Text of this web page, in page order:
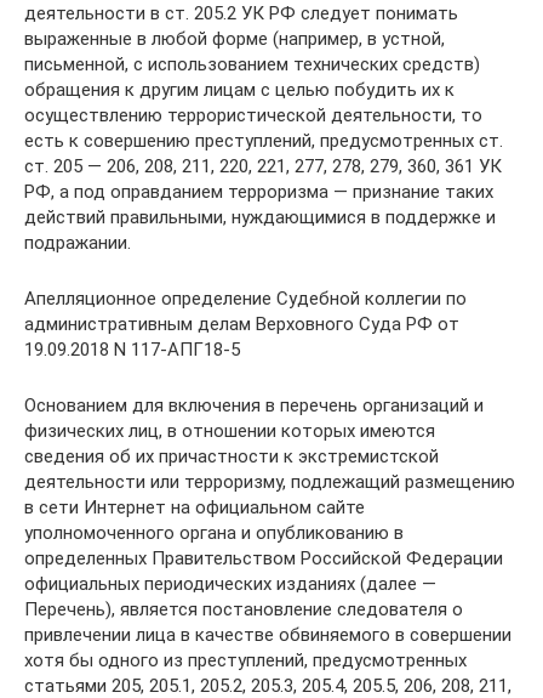
деятельности в ст. 205.2 УК РФ следует понимать
выраженные в любой форме (например, в устной,
письменной, с использованием технических средств)
обращения к другим лицам с целью побудить их к
осуществлению террористической деятельности, то
есть к совершению преступлений, предусмотренных ст.
ст. 205 — 206, 208, 211, 220, 221, 277, 278, 279, 360, 361 УК
РФ, а под оправданием терроризма — признание таких
действий правильными, нуждающимися в поддержке и
подражании.
Апелляционное определение Судебной коллегии по
административным делам Верховного Суда РФ от
19.09.2018 N 117-АПГ18-5
Основанием для включения в перечень организаций и
физических лиц, в отношении которых имеются
сведения об их причастности к экстремистской
деятельности или терроризму, подлежащий размещению
в сети Интернет на официальном сайте
уполномоченного органа и опубликованию в
определенных Правительством Российской Федерации
официальных периодических изданиях (далее —
Перечень), является постановление следователя о
привлечении лица в качестве обвиняемого в совершении
хотя бы одного из преступлений, предусмотренных
статьями 205, 205.1, 205.2, 205.3, 205.4, 205.5, 206, 208, 211,